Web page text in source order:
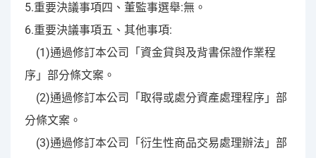
5.重要決議事項四、董監事選舉:無。
6.重要決議事項五、其他事項:
(1)通過修訂本公司「資金貸與及背書保證作業程
序」部分條文案。
(2)通過修訂本公司「取得或處分資產處理程序」部
分條文案。
(3)通過修訂本公司「衍生性商品交易處理辦法」部